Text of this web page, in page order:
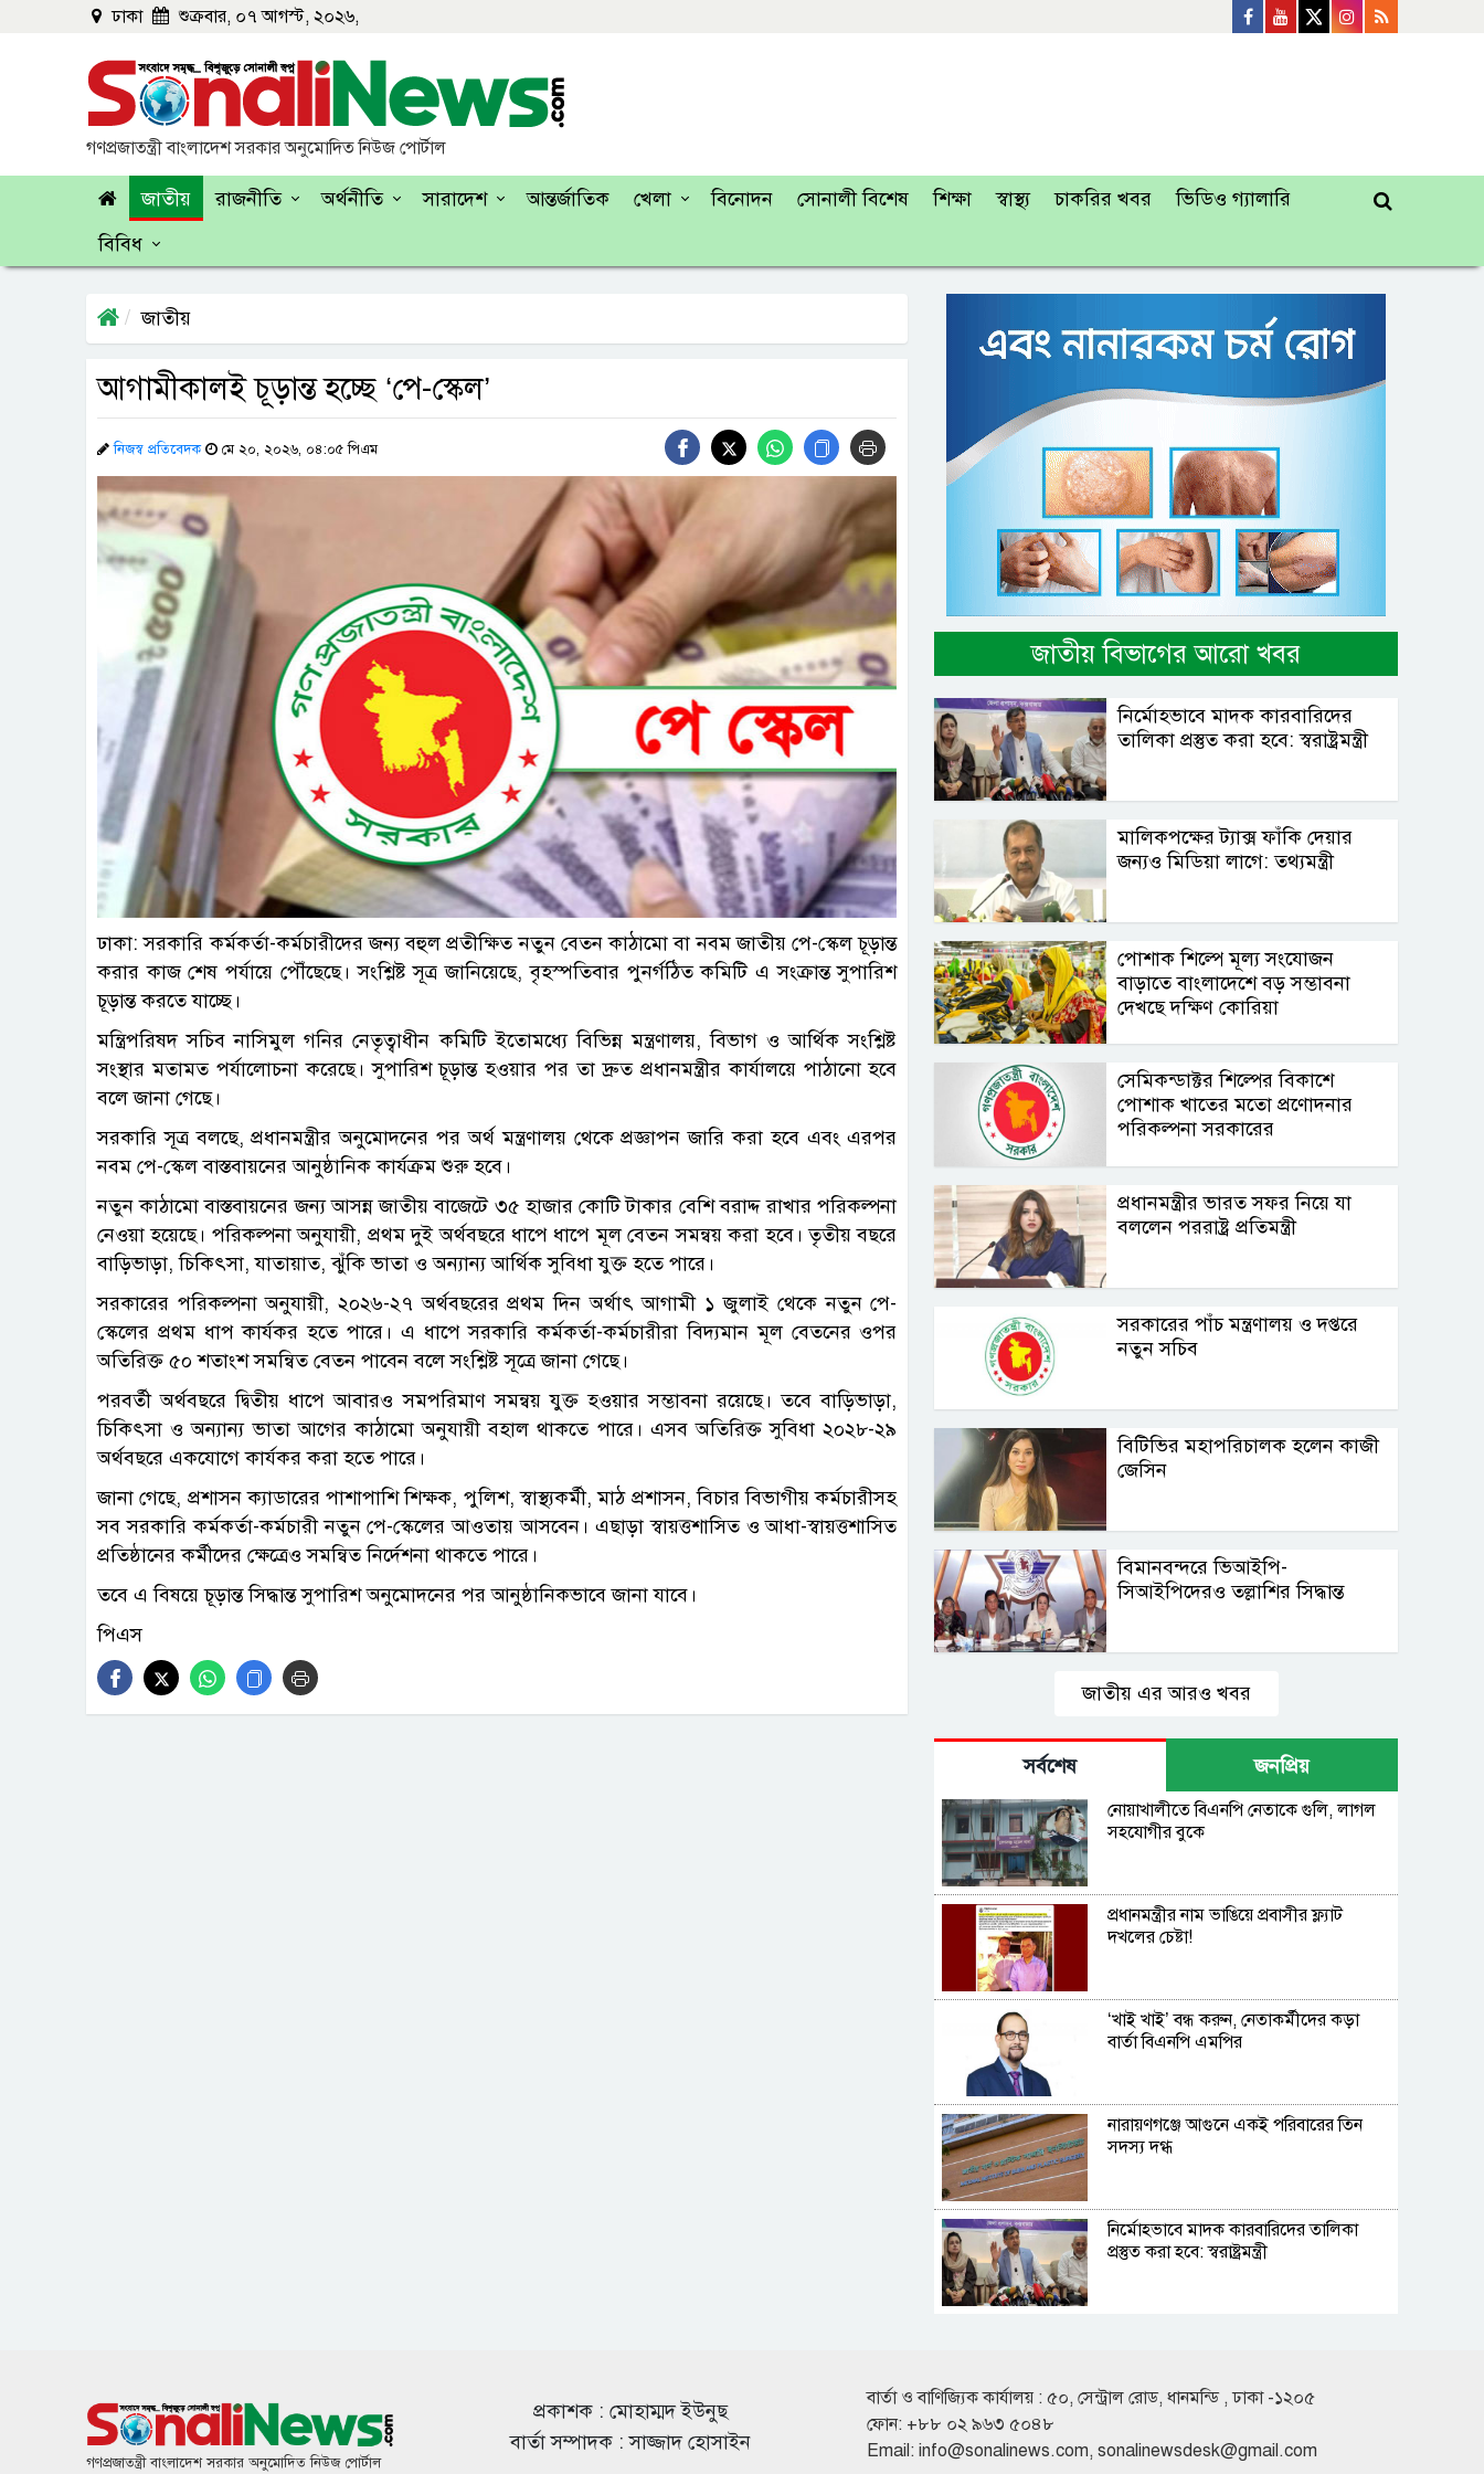
ঢাকা শুক্রবার, ০৭ আগস্ট, ২০২৬,
গণপ্রজাতন্ত্রী বাংলাদেশ সরকার অনুমোদিত নিউজ পোর্টাল
জাতীয় রাজনীতি অর্থনীতি সারাদেশ আন্তর্জাতিক খেলা বিনোদন সোনালী বিশেষ শিক্ষা স্বাস্থ্য চাকরির খবর
ভিডিও গ্যালারি
বিবিধ
জাতীয়
আগামীকালই চূড়ান্ত হচ্ছে ‘পে-স্কেল’
নিজস্ব প্রতিবেদক মে ২০, ২০২৬, ০৪:০৫ পিএম
ফাইল ছবি
ঢাকা: সরকারি কর্মকর্তা-কর্মচারীদের জন্য বহুল প্রতীক্ষিত নতুন বেতন কাঠামো বা নবম জাতীয় পে-স্কেল চূড়ান্ত
করার কাজ শেষ পর্যায়ে পৌঁছেছে। সংশ্লিষ্ট সূত্র জানিয়েছে, বৃহস্পতিবার পুনর্গঠিত কমিটি এ সংক্রান্ত সুপারিশ
চূড়ান্ত করতে যাচ্ছে।
মন্ত্রিপরিষদ সচিব নাসিমুল গনির নেতৃত্বাধীন কমিটি ইতোমধ্যে বিভিন্ন মন্ত্রণালয়, বিভাগ ও আর্থিক সংশ্লিষ্ট
সংস্থার মতামত পর্যালোচনা করেছে। সুপারিশ চূড়ান্ত হওয়ার পর তা দ্রুত প্রধানমন্ত্রীর কার্যালয়ে পাঠানো হবে
বলে জানা গেছে।
সরকারি সূত্র বলছে, প্রধানমন্ত্রীর অনুমোদনের পর অর্থ মন্ত্রণালয় থেকে প্রজ্ঞাপন জারি করা হবে এবং এরপর
নবম পে-স্কেল বাস্তবায়নের আনুষ্ঠানিক কার্যক্রম শুরু হবে।
নতুন কাঠামো বাস্তবায়নের জন্য আসন্ন জাতীয় বাজেটে ৩৫ হাজার কোটি টাকার বেশি বরাদ্দ রাখার পরিকল্পনা
নেওয়া হয়েছে। পরিকল্পনা অনুযায়ী, প্রথম দুই অর্থবছরে ধাপে ধাপে মূল বেতন সমন্বয় করা হবে। তৃতীয় বছরে
বাড়িভাড়া, চিকিৎসা, যাতায়াত, ঝুঁকি ভাতা ও অন্যান্য আর্থিক সুবিধা যুক্ত হতে পারে।
সরকারের পরিকল্পনা অনুযায়ী, ২০২৬-২৭ অর্থবছরের প্রথম দিন অর্থাৎ আগামী ১ জুলাই থেকে নতুন পে-
স্কেলের প্রথম ধাপ কার্যকর হতে পারে। এ ধাপে সরকারি কর্মকর্তা-কর্মচারীরা বিদ্যমান মূল বেতনের ওপর
অতিরিক্ত ৫০ শতাংশ সমন্বিত বেতন পাবেন বলে সংশ্লিষ্ট সূত্রে জানা গেছে।
পরবর্তী অর্থবছরে দ্বিতীয় ধাপে আবারও সমপরিমাণ সমন্বয় যুক্ত হওয়ার সম্ভাবনা রয়েছে। তবে বাড়িভাড়া,
চিকিৎসা ও অন্যান্য ভাতা আগের কাঠামো অনুযায়ী বহাল থাকতে পারে। এসব অতিরিক্ত সুবিধা ২০২৮-২৯
অর্থবছরে একযোগে কার্যকর করা হতে পারে।
জানা গেছে, প্রশাসন ক্যাডারের পাশাপাশি শিক্ষক, পুলিশ, স্বাস্থ্যকর্মী, মাঠ প্রশাসন, বিচার বিভাগীয় কর্মচারীসহ
সব সরকারি কর্মকর্তা-কর্মচারী নতুন পে-স্কেলের আওতায় আসবেন। এছাড়া স্বায়ত্তশাসিত ও আধা-স্বায়ত্তশাসিত
প্রতিষ্ঠানের কর্মীদের ক্ষেত্রেও সমন্বিত নির্দেশনা থাকতে পারে।
তবে এ বিষয়ে চূড়ান্ত সিদ্ধান্ত সুপারিশ অনুমোদনের পর আনুষ্ঠানিকভাবে জানা যাবে।
পিএস
জাতীয় বিভাগের আরো খবর
নির্মোহভাবে মাদক কারবারিদের
তালিকা প্রস্তুত করা হবে: স্বরাষ্ট্রমন্ত্রী
মালিকপক্ষের ট্যাক্স ফাঁকি দেয়ার
জন্যও মিডিয়া লাগে: তথ্যমন্ত্রী
পোশাক শিল্পে মূল্য সংযোজন
বাড়াতে বাংলাদেশে বড় সম্ভাবনা
দেখছে দক্ষিণ কোরিয়া
সেমিকন্ডাক্টর শিল্পের বিকাশে
পোশাক খাতের মতো প্রণোদনার
পরিকল্পনা সরকারের
প্রধানমন্ত্রীর ভারত সফর নিয়ে যা
বললেন পররাষ্ট্র প্রতিমন্ত্রী
সরকারের পাঁচ মন্ত্রণালয় ও দপ্তরে
নতুন সচিব
বিটিভির মহাপরিচালক হলেন কাজী
জেসিন
বিমানবন্দরে ভিআইপি-
সিআইপিদেরও তল্লাশির সিদ্ধান্ত
জাতীয় এর আরও খবর
সর্বশেষ জনপ্রিয়
নোয়াখালীতে বিএনপি নেতাকে গুলি, লাগল
সহযোগীর বুকে
প্রধানমন্ত্রীর নাম ভাঙিয়ে প্রবাসীর ফ্ল্যাট
দখলের চেষ্টা!
‘খাই খাই’ বন্ধ করুন, নেতাকর্মীদের কড়া
বার্তা বিএনপি এমপির
নারায়ণগঞ্জে আগুনে একই পরিবারের তিন
সদস্য দগ্ধ
নির্মোহভাবে মাদক কারবারিদের তালিকা
প্রস্তুত করা হবে: স্বরাষ্ট্রমন্ত্রী
ফেরিতে উঠতে গিয়ে নদীতে পিকআপ, ৩
লাখ টাকার গরু নিহত
গণপ্রজাতন্ত্রী বাংলাদেশ সরকার অনুমোদিত নিউজ পোর্টাল
প্রকাশক : মোহাম্মদ ইউনুছ
বার্তা সম্পাদক : সাজ্জাদ হোসাইন
বার্তা ও বাণিজ্যিক কার্যালয় : ৫০, সেন্ট্রাল রোড, ধানমন্ডি , ঢাকা -১২০৫
ফোন: +৮৮ ০২ ৯৬৩ ৫০৪৮
Email: info@sonalinews.com, sonalinewsdesk@gmail.com